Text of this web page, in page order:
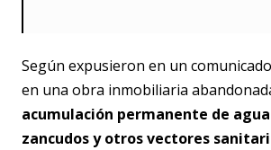
Según expusieron en un
en una obra inmobiliaria
acumulación permanente de
zancudos y otros vectores